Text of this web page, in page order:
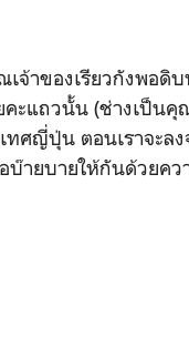
จ้าของเรียวกังพอดิ
ยคะแถวนั้น (ช่างเป็
ศญี่ปุ่น ตอนเราจะล
บ๊ายบายให้กันด้วยคว